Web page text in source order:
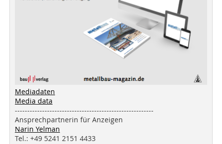
Mediadaten
Media data
--------------------------------------------------------
Ansprechpartnerin für Anzeigen
Narin Yelman
Tel.: +49 5241 2151 4433